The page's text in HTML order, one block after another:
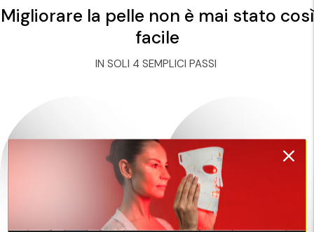
Migliorare la pelle non è mai stato così
facile
IN SOLI 4 SEMPLICI PASSI